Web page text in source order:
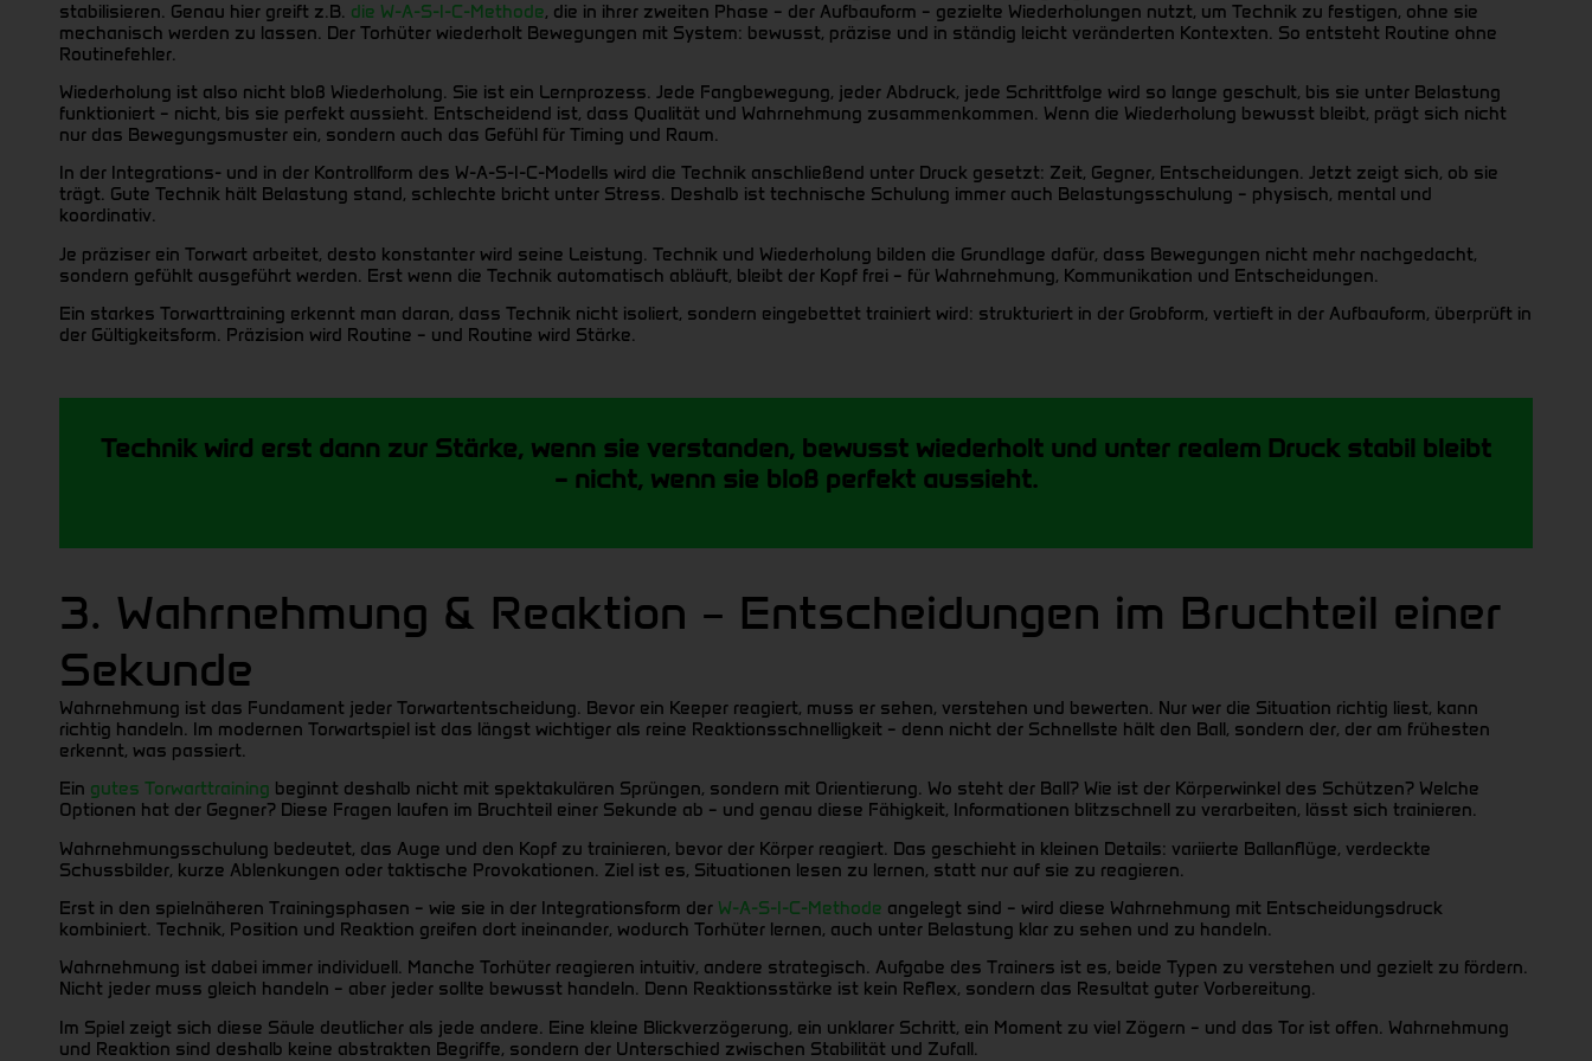
stabilisieren. Genau hier greift z.B. die W-A-S-I-C-Methode, die in ihrer zweiten Phase – der Aufbauform – gezielte Wiederholungen nutzt, um Technik zu festigen, ohne sie
mechanisch werden zu lassen. Der Torhüter wiederholt Bewegungen mit System: bewusst, präzise und in ständig leicht veränderten Kontexten. So entsteht Routine ohne
Routinefehler.
Wiederholung ist also nicht bloß Wiederholung. Sie ist ein Lernprozess. Jede Fangbewegung, jeder Abdruck, jede Schrittfolge wird so lange geschult, bis sie unter Belastung
funktioniert – nicht, bis sie perfekt aussieht. Entscheidend ist, dass Qualität und Wahrnehmung zusammenkommen. Wenn die Wiederholung bewusst bleibt, prägt sich nicht
nur das Bewegungsmuster ein, sondern auch das Gefühl für Timing und Raum.
In der Integrations- und in der Kontrollform des W-A-S-I-C-Modells wird die Technik anschließend unter Druck gesetzt: Zeit, Gegner, Entscheidungen. Jetzt zeigt sich, ob sie
trägt. Gute Technik hält Belastung stand, schlechte bricht unter Stress. Deshalb ist technische Schulung immer auch Belastungsschulung – physisch, mental und
koordinativ.
Je präziser ein Torwart arbeitet, desto konstanter wird seine Leistung. Technik und Wiederholung bilden die Grundlage dafür, dass Bewegungen nicht mehr nachgedacht,
sondern gefühlt ausgeführt werden. Erst wenn die Technik automatisch abläuft, bleibt der Kopf frei – für Wahrnehmung, Kommunikation und Entscheidungen.
Ein starkes Torwarttraining erkennt man daran, dass Technik nicht isoliert, sondern eingebettet trainiert wird: strukturiert in der Grobform, vertieft in der Aufbauform, überprüft in
der Gültigkeitsform. Präzision wird Routine – und Routine wird Stärke.
Technik wird erst dann zur Stärke, wenn sie verstanden, bewusst wiederholt und unter realem Druck stabil bleibt
– nicht, wenn sie bloß perfekt aussieht.
3. Wahrnehmung & Reaktion – Entscheidungen im Bruchteil einer
Sekunde
Wahrnehmung ist das Fundament jeder Torwartentscheidung. Bevor ein Keeper reagiert, muss er sehen, verstehen und bewerten. Nur wer die Situation richtig liest, kann
richtig handeln. Im modernen Torwartspiel ist das längst wichtiger als reine Reaktionsschnelligkeit – denn nicht der Schnellste hält den Ball, sondern der, der am frühesten
erkennt, was passiert.
Ein gutes Torwarttraining beginnt deshalb nicht mit spektakulären Sprüngen, sondern mit Orientierung. Wo steht der Ball? Wie ist der Körperwinkel des Schützen? Welche
Optionen hat der Gegner? Diese Fragen laufen im Bruchteil einer Sekunde ab – und genau diese Fähigkeit, Informationen blitzschnell zu verarbeiten, lässt sich trainieren.
Wahrnehmungsschulung bedeutet, das Auge und den Kopf zu trainieren, bevor der Körper reagiert. Das geschieht in kleinen Details: variierte Ballanflüge, verdeckte
Schussbilder, kurze Ablenkungen oder taktische Provokationen. Ziel ist es, Situationen lesen zu lernen, statt nur auf sie zu reagieren.
Erst in den spielnäheren Trainingsphasen – wie sie in der Integrationsform der W-A-S-I-C-Methode angelegt sind – wird diese Wahrnehmung mit Entscheidungsdruck
kombiniert. Technik, Position und Reaktion greifen dort ineinander, wodurch Torhüter lernen, auch unter Belastung klar zu sehen und zu handeln.
Wahrnehmung ist dabei immer individuell. Manche Torhüter reagieren intuitiv, andere strategisch. Aufgabe des Trainers ist es, beide Typen zu verstehen und gezielt zu fördern.
Nicht jeder muss gleich handeln – aber jeder sollte bewusst handeln. Denn Reaktionsstärke ist kein Reflex, sondern das Resultat guter Vorbereitung.
Im Spiel zeigt sich diese Säule deutlicher als jede andere. Eine kleine Blickverzögerung, ein unklarer Schritt, ein Moment zu viel Zögern – und das Tor ist offen. Wahrnehmung
und Reaktion sind deshalb keine abstrakten Begriffe, sondern der Unterschied zwischen Stabilität und Zufall.